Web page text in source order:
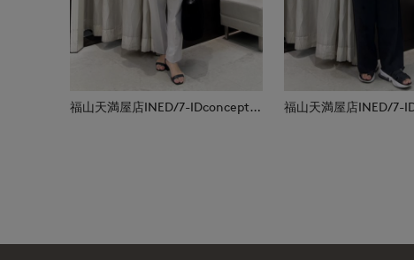
福山天満屋店INED/7-IDconcept./Maglie